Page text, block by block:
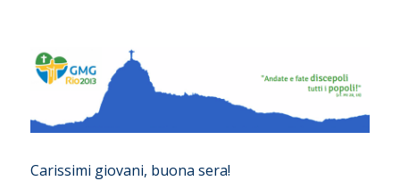
Carissimi giovani, buona sera!